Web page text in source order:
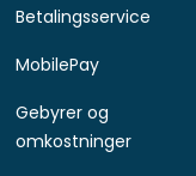
Betalingsservice
MobilePay
Gebyrer og
omkostninger